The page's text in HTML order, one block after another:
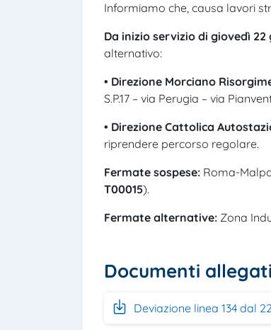
Informiamo che, causa lavori
Da inizio servizio di giovedì
alternativo:
• Direzione Morciano
S.P.17 – via Perugia – via
• Direzione Cattolica
riprendere percorso regolare.
Fermate sospese: Roma-
T00015).
Fermate alternative: Zona
Documenti allegati
Deviazione linea 134 dal